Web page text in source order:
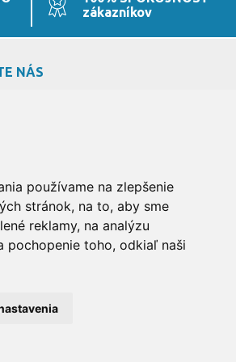
používame na zlepšenie
stránok, na to, aby sme
reklamy, na analýzu
pochopenie toho, odkiaľ naši
zákazníkov
NÁS